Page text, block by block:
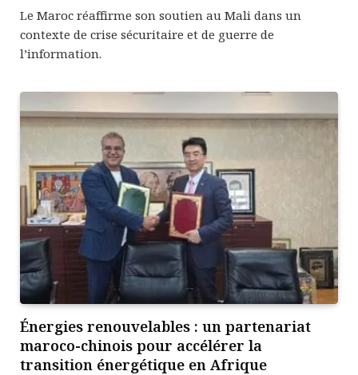
Le Maroc réaffirme son soutien au Mali dans un
contexte de crise sécuritaire et de guerre de
l’information.
Énergies renouvelables : un partenariat
maroco-chinois pour accélérer la
transition énergétique en Afrique